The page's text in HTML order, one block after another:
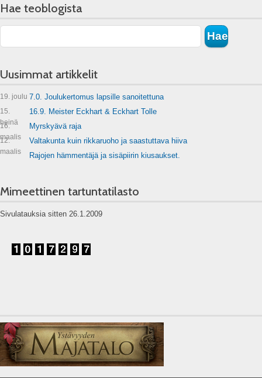
Hae teoblogista
Uusimmat artikkelit
19. joulu 7.0. Joulukertomus lapsille sanoitettuna
15.
heinä
16.9. Meister Eckhart & Eckhart Tolle
16.
maalis
Myrskyävä raja
12.
maalis
Valtakunta kuin rikkaruoho ja saastuttava hiiva
Rajojen hämmentäjä ja sisäpiirin kiusaukset.
Mimeettinen tartuntatilasto
Sivulatauksia sitten 26.1.2009